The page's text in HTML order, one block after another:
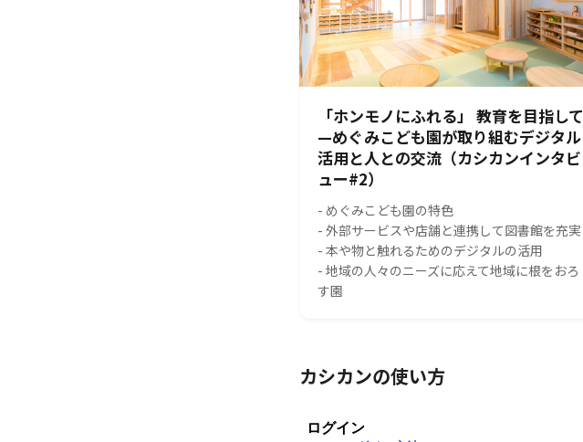
「ホンモノにふれる」 教育を目指して
—めぐみこども園が取り組むデジタル
活用と人との交流（カシカンインタビ
ュー#2）
- めぐみこども園の特色
- 外部サービスや店舗と連携して図書館を充実
- 本や物と触れるためのデジタルの活用
- 地域の人々のニーズに応えて地域に根をおろ
す園
カシカンの使い方
ログイン